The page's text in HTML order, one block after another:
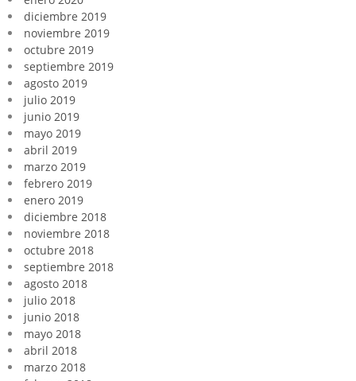
diciembre 2019
noviembre 2019
octubre 2019
septiembre 2019
agosto 2019
julio 2019
junio 2019
mayo 2019
abril 2019
marzo 2019
febrero 2019
enero 2019
diciembre 2018
noviembre 2018
octubre 2018
septiembre 2018
agosto 2018
julio 2018
junio 2018
mayo 2018
abril 2018
marzo 2018